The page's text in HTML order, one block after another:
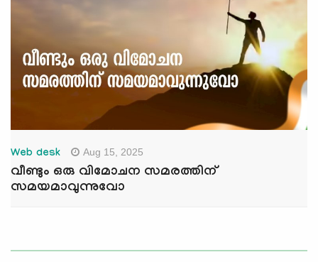
Web desk Aug 15, 2025
വീണ്ടും ഒരു വിമോചന സമരത്തിന്
സമയമാവുന്നുവോ